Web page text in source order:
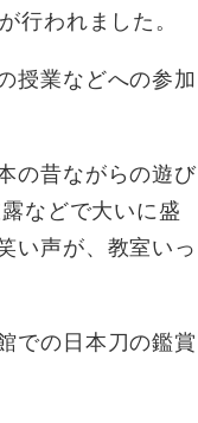
行われました。
授業などへの参加
の昔ながらの遊び
などで大いに盛
い声が、教室いっ
での日本刀の鑑賞